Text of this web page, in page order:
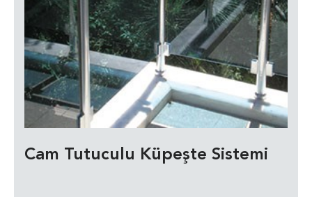
Cam Tutuculu Küpeşte Sistemi